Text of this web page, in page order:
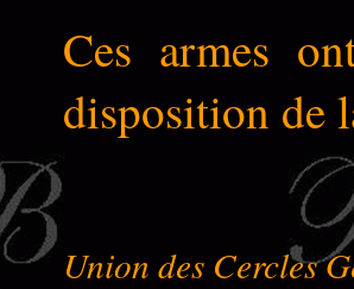
Ces armes
disposition de
Union des Cercles